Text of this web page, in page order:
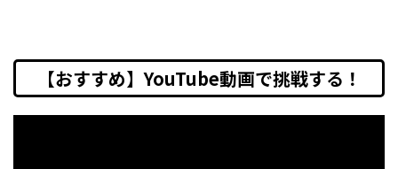
【おすすめ】YouTube動画で挑戦する！